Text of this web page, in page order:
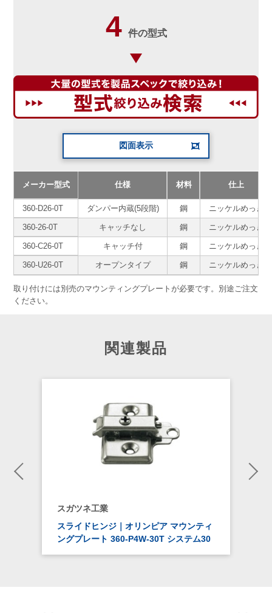
4 件の型式
図面表示
メーカー型式 仕様 材料 仕上
360-D26-0T ダンパー内蔵(5段階) 鋼 ニッケルめっき
360-26-0T キャッチなし 鋼 ニッケルめっき
360-C26-0T キャッチ付 鋼 ニッケルめっき
360-U26-0T オープンタイプ 鋼 ニッケルめっき
取り付けには別売のマウンティングプレートが必要です。別途ご注文
ください。
関連製品
スガツネ工業
スライドヒンジ｜オリンピア マウンティ
ングプレート 360-P4W-30T システム30